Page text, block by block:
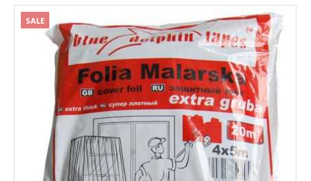
SALE